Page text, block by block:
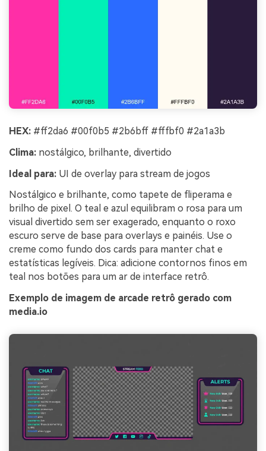
HEX: #ff2da6 #00f0b5 #2b6bff #fffbf0 #2a1a3b
Clima: nostálgico, brilhante, divertido
Ideal para: UI de overlay para stream de jogos
Nostálgico e brilhante, como tapete de fliperama e
brilho de pixel. O teal e azul equilibram o rosa para um
visual divertido sem ser exagerado, enquanto o roxo
escuro serve de base para overlays e painéis. Use o
creme como fundo dos cards para manter chat e
estatísticas legíveis. Dica: adicione contornos finos em
teal nos botões para um ar de interface retrô.
Exemplo de imagem de arcade retrô gerado com
media.io